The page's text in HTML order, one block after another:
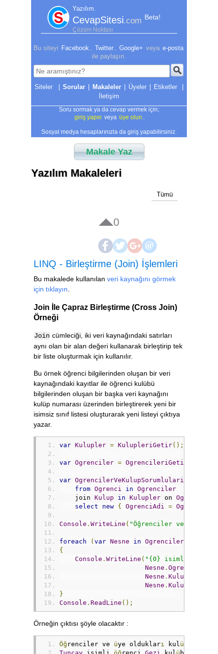
Yazılım.
CevapSitesi.com Beta!
Çözüm Noktası
Bu siteyi Facebook Twitter Google+ veya e-posta
ile paylaşın.
| Sorular | Makaleler | Üyeler | Etiketler
|
İletişim
Soru sormak ya da cevap vermek için;
giriş yapın veya üye olun
Sosyal medya hesaplarınızla da giriş yapabilirsiniz.
Makale Yaz
Yazılım Makaleleri
Tümü
0
LINQ - Birleştirme (Join) İşlemleri
Bu makalede kullanılan veri kaynağını görmek
için tıklayın
Join İle Çapraz Birleştirme (Cross Join)
Örneği
Join cümleciği, iki veri kaynağındaki satırları
aynı olan bir alan değeri kullanarak birleştirip tek
bir liste oluşturmak için kullanılır.
Bu örnek öğrenci bilgilerinden oluşan bir veri
kaynağındaki kayıtlar ile öğrenci kulübü
bilgilerinden oluşan bir başka veri kaynağını
kulüp numarası üzerinden birleştirerek yeni bir
isimsiz sınıf listesi oluşturarak yeni listeyi çıktıya
yazar.
var Kulupler = KulupleriGetir();
var Ogrenciler = OgrencileriGetir
var OgrencilerVeKulupSorumlulari
from Ogrenci in Ogrenciler
    join
Kulup in Kulupler on Ogrenci
select
new { OgrenciAdi = Ogrenci
Console . WriteLine ( "Öğrenciler ve üye
foreach ( var Nesne in
{
Console . WriteLine ( "{0} isimli öğrenci
Nesne . OgrenciAdi
Nesne . KulupAdi
Nesne .
}
Console . ReadLine ();
Örneğin çıktısı şöyle olacaktır :
Öğ renciler ve üye oldukları kulü